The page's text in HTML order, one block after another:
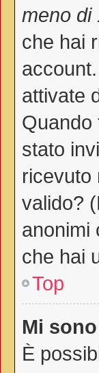
meno di
che hai
attivate
Quando
stato
ricevuto
valido?
anonimi
che hai
Top
Mi
È